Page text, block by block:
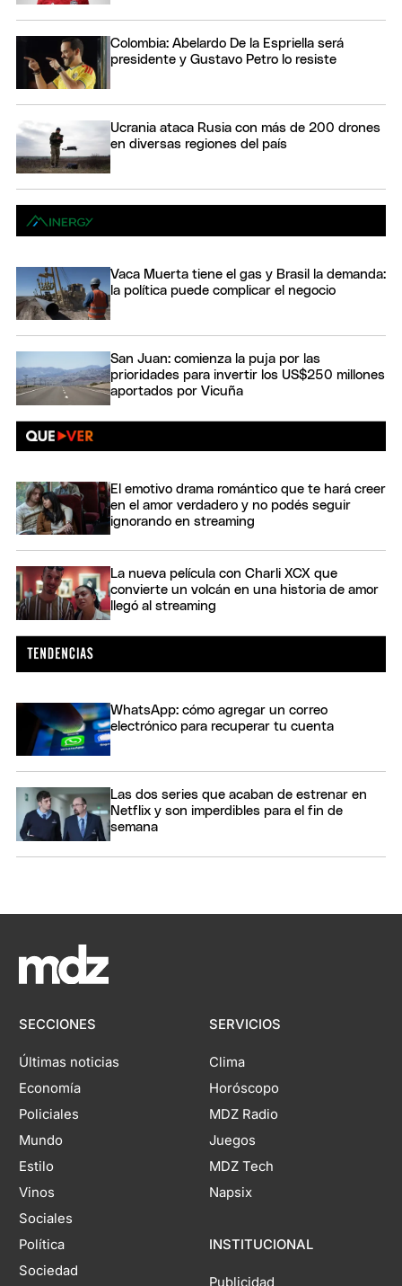
Colombia: Abelardo De la Espriella será
presidente y Gustavo Petro lo resiste
Ucrania ataca Rusia con más de 200 drones
en diversas regiones del país
Vaca Muerta tiene el gas y Brasil la demanda:
la política puede complicar el negocio
San Juan: comienza la puja por las
prioridades para invertir los US$250 millones
aportados por Vicuña
El emotivo drama romántico que te hará creer
en el amor verdadero y no podés seguir
ignorando en streaming
La nueva película con Charli XCX que
convierte un volcán en una historia de amor
llegó al streaming
WhatsApp: cómo agregar un correo
electrónico para recuperar tu cuenta
Las dos series que acaban de estrenar en
Netflix y son imperdibles para el fin de
semana
SECCIONES
Últimas noticias
Economía
Policiales
Mundo
Estilo
Vinos
Sociales
Política
Sociedad
SERVICIOS
Clima
Horóscopo
MDZ Radio
Juegos
MDZ Tech
Napsix
INSTITUCIONAL
Publicidad